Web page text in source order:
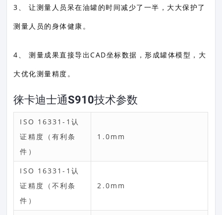
3、 让测量人员呆在油罐的时间减少了一半，大大保护了
测量人员的身体健康。
4、 测量成果直接导出CAD坐标数据，形成罐体模型，大
大优化测量精度。
徕卡迪士通S910技术参数
ISO 16331-1认
证精度（有利条
件）
1.0mm
ISO 16331-1认
证精度（不利条
件）
2.0mm